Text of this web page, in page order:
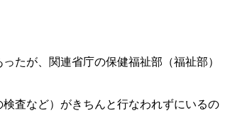
たが、関連省庁の保健福祉部（福祉部）
査など）がきちんと行なわれずにいるの